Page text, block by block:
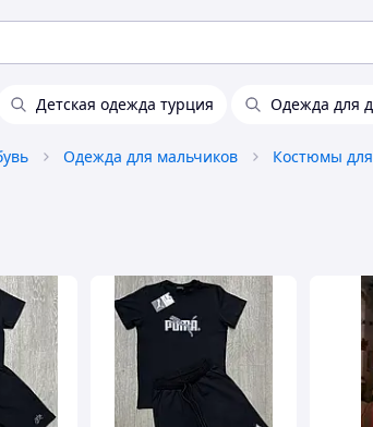
Детская одежда турция Одежда для
Одежда для мальчиков Костюмы